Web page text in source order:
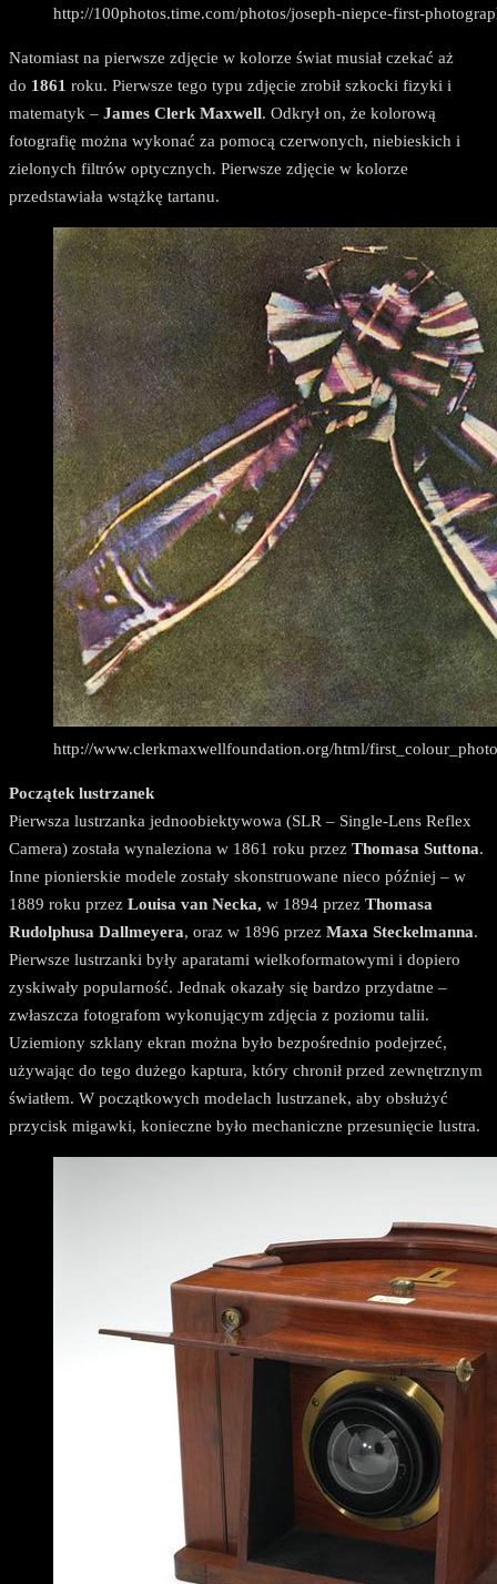
http://100photos.time.com/photos/joseph-niepce-first-
Natomiast na pierwsze zdjęcie w kolorze świat musiał czekać aż
do 1861 roku. Pierwsze tego typu zdjęcie zrobił szkocki fizyki i
matematyk – James Clerk Maxwell. Odkrył on, że kolorową
fotografię można wykonać za pomocą czerwonych, niebieskich i
zielonych filtrów optycznych. Pierwsze zdjęcie w kolorze
przedstawiała wstążkę tartanu.
http://www.clerkmaxwellfoundation.org/html/
Początek lustrzanek
Pierwsza lustrzanka jednoobiektywowa (SLR – Single-Lens Reflex
Camera) została wynaleziona w 1861 roku przez Thomasa Suttona.
Inne pionierskie modele zostały skonstruowane nieco później – w
1889 roku przez Louisa van Necka, w 1894 przez Thomasa
Rudolphusa Dallmeyera, oraz w 1896 przez Maxa Steckelmanna.
Pierwsze lustrzanki były aparatami wielkoformatowymi i dopiero
zyskiwały popularność. Jednak okazały się bardzo przydatne –
zwłaszcza fotografom wykonującym zdjęcia z poziomu talii.
Uziemiony szklany ekran można było bezpośrednio podejrzeć,
używając do tego dużego kaptura, który chronił przed zewnętrznym
światłem. W początkowych modelach lustrzanek, aby obsłużyć
przycisk migawki, konieczne było mechaniczne przesunięcie lustra.